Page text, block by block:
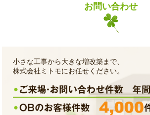
お問い合わせ
小さな工事から大きな増改築まで、
株式会社ミトモにお任せください。